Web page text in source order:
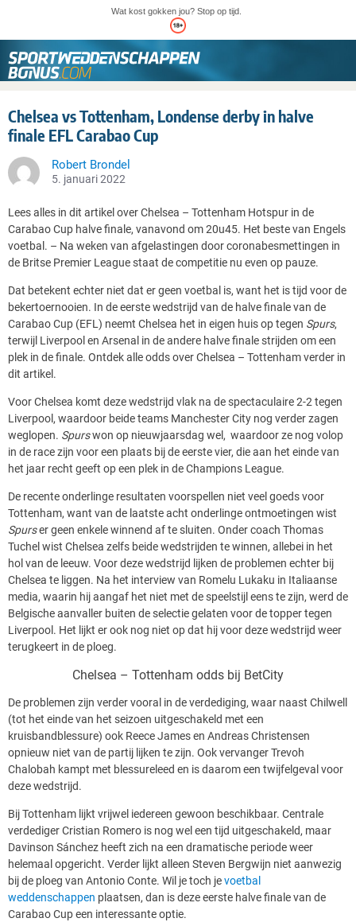
Wat kost gokken jou? Stop op tijd.
Chelsea vs Tottenham, Londense derby in halve
finale EFL Carabao Cup
Robert Brondel
5. januari 2022
Lees alles in dit artikel over Chelsea – Tottenham Hotspur in de
Carabao Cup halve finale, vanavond om 20u45. Het beste van Engels
voetbal. – Na weken van afgelastingen door coronabesmettingen in
de Britse Premier League staat de competitie nu even op pauze.
Dat betekent echter niet dat er geen voetbal is, want het is tijd voor de
bekertoernooien. In de eerste wedstrijd van de halve finale van de
Carabao Cup (EFL) neemt Chelsea het in eigen huis op tegen Spurs,
terwijl Liverpool en Arsenal in de andere halve finale strijden om een
plek in de finale. Ontdek alle odds over Chelsea – Tottenham verder in
dit artikel.
Voor Chelsea komt deze wedstrijd vlak na de spectaculaire 2-2 tegen
Liverpool, waardoor beide teams Manchester City nog verder zagen
weglopen. Spurswon op nieuwjaarsdag wel, waardoor ze nog volop
in de race zijn voor een plaats bij de eerste vier, die aan het einde van
het jaar recht geeft op een plek in de Champions League.
De recente onderlinge resultaten voorspellen niet veel goeds voor
Tottenham, want van de laatste acht onderlinge ontmoetingen wist
Spurser geen enkele winnend af te sluiten. Onder coach Thomas
Tuchel wist Chelsea zelfs beide wedstrijden te winnen, allebei in het
hol van de leeuw. Voor deze wedstrijd lijken de problemen echter bij
Chelsea te liggen. Na het interview van Romelu Lukaku in Italiaanse
media, waarin hij aangaf het niet met de speelstijl eens te zijn, werd de
Belgische aanvaller buiten de selectie gelaten voor de topper tegen
Liverpool. Het lijkt er ook nog niet op dat hij voor deze wedstrijd weer
terugkeert in de ploeg.
Chelsea – Tottenham odds bij BetCity
De problemen zijn verder vooral in de verdediging, waar naast Chilwell
(tot het einde van het seizoen uitgeschakeld met een
kruisbandblessure) ook Reece James en Andreas Christensen
opnieuw niet van de partij lijken te zijn. Ook vervanger Trevoh
Chalobah kampt met blessureleed en is daarom een twijfelgeval voor
deze wedstrijd.
Bij Tottenham lijkt vrijwel iedereen gewoon beschikbaar. Centrale
verdediger Cristian Romero is nog wel een tijd uitgeschakeld, maar
Davinson Sánchez heeft zich na een dramatische periode weer
helemaal opgericht. Verder lijkt alleen Steven Bergwijn niet aanwezig
bij de ploeg van Antonio Conte. Wil je toch jevoetbal
weddenschappen plaatsen, dan is deze eerste halve finale van de
Carabao Cup een interessante optie.